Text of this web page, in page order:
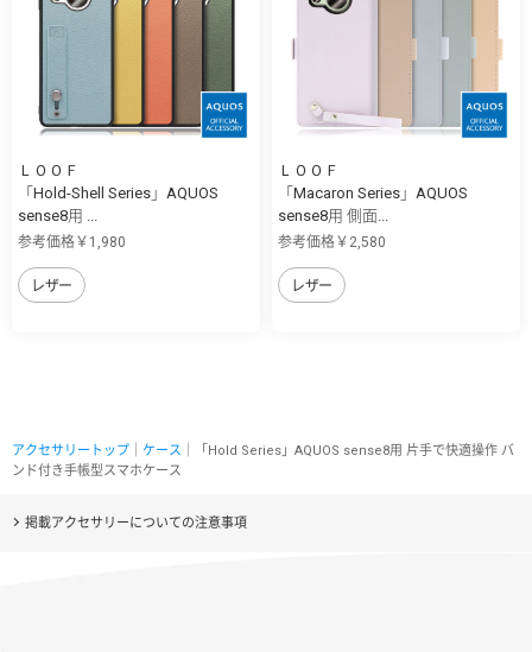
ＬＯＯＦ
「Hold-Shell Series」AQUOS
sense8用 ...
参考価格￥1,980
レザー
ＬＯＯＦ
「Macaron Series」AQUOS
sense8用 側面...
参考価格￥2,580
レザー
アクセサリートップ ケース ｜「Hold Series」AQUOS sense8用 片手で快適操作 バ
ンド付き手帳型スマホケース
掲載アクセサリーについての注意事項